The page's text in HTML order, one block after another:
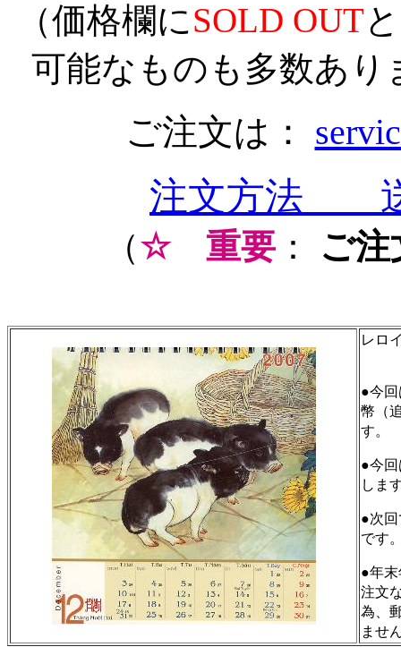
（価格欄にSOLD OUT
可能なものも多数あ
ご注文は：
注文方法
（☆ 重要： ご
レロ
●今
幣（
す。
●今
しま
●次
です
●年
注文
為、
ませ